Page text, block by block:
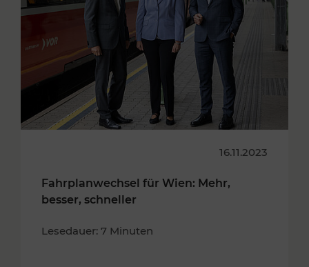
16.11.2023
Fahrplanwechsel für Wien: Mehr,
besser, schneller
Lesedauer: 7 Minuten